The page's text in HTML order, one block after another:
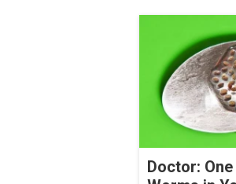
Doctor: